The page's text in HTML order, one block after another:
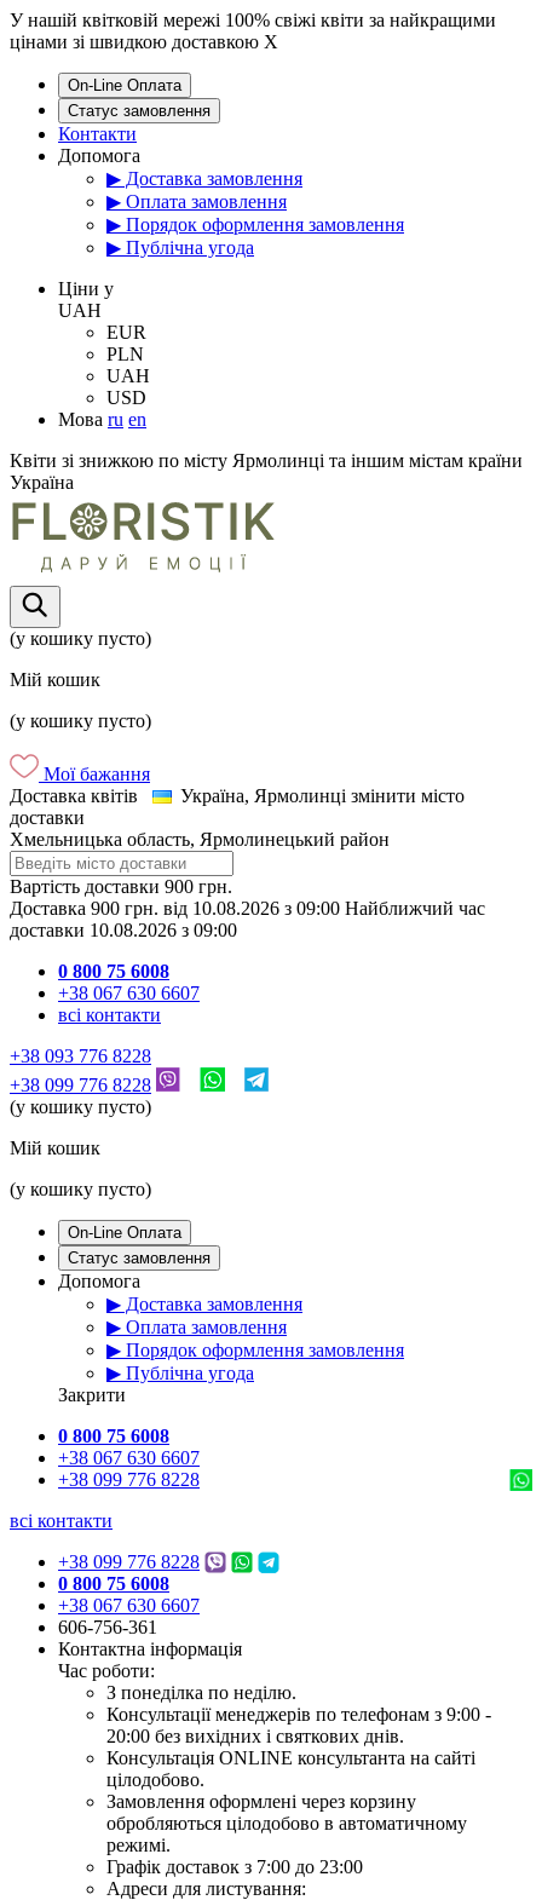
У нашій квітковій мережі 100% свіжі квіти за найкращими
цінами зі швидкою доставкою X
On-Line Оплата
Статус замовлення
Контакти
Допомога
▶ Доставка замовлення
▶ Оплата замовлення
▶ Порядок оформлення замовлення
▶ Публічна угода
Цiни у
UAH
EUR
PLN
UAH
USD
Мова ru en
Квіти зі знижкою по місту Ярмолинці та іншим містам країни
Україна
(у кошику пусто)
Мій кошик
(у кошику пусто)
Мої бажання
Доставка квітів
Україна, Ярмолинці змінити місто
доставки
Хмельницька область, Ярмолинецький район
Вартість доставки 900 грн.
Доставка 900 грн. від 10.08.2026 з 09:00 Найближчий час
доставки 10.08.2026 з 09:00
0 800 75 6008
+38 067 630 6607
всі контакти
+38 093 776 8228
+38 099 776 8228
(у кошику пусто)
Мій кошик
(у кошику пусто)
On-Line Оплата
Статус замовлення
Допомога
▶ Доставка замовлення
▶ Оплата замовлення
▶ Порядок оформлення замовлення
▶ Публічна угода
Закрити
0 800 75 6008
+38 067 630 6607
+38 099 776 8228
всі контакти
+38 099 776 8228
0 800 75 6008
+38 067 630 6607
606-756-361
Контактна інформація
Час роботи:
З понеділка по неділю.
Консультації менеджерів по телефонам з 9:00 -
20:00 без вихідних і святкових днів.
Консультація ONLINE консультанта на сайті
цілодобово.
Замовлення оформлені через корзину
обробляються цілодобово в автоматичному
режимі.
Графік доставок з 7:00 до 23:00
Адреси для листування: